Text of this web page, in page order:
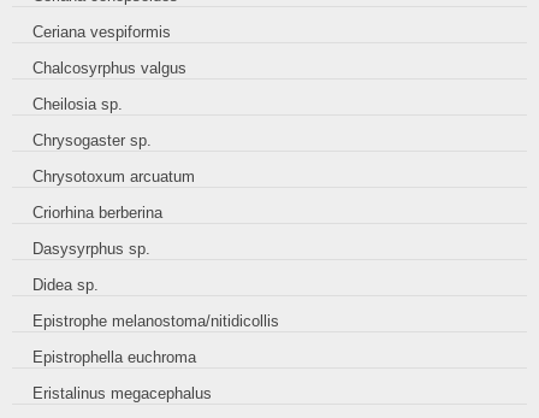
Ceriana vespiformis
Chalcosyrphus valgus
Cheilosia sp.
Chrysogaster sp.
Chrysotoxum arcuatum
Criorhina berberina
Dasysyrphus sp.
Didea sp.
Epistrophe melanostoma/nitidicollis
Epistrophella euchroma
Eristalinus megacephalus